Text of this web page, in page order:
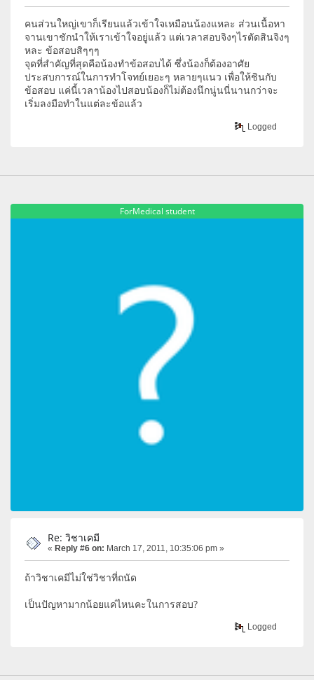
คนส่วนใหญ่เขาก็เรียนแล้วเข้าใจเหมือนน้องแหละ ส่วนเนื้อหา
จานเขาชักนำให้เราเข้าใจอยู่แล้ว แต่เวลาสอบจิงๆไรตัดสินจิงๆ
หละ ข้อสอบสิๆๆๆ
จุดที่สำคัญที่สุดคือน้องทำข้อสอบได้ ซึ่งน้องก็ต้องอาศัย
ประสบการณ์ในการทำโจทย์เยอะๆ หลายๆแนว เพื่อให้ชินกับ
ข้อสอบ แค่นี้เวลาน้องไปสอบน้องก็ไม่ต้องนึกนู่นนี่นานกว่าจะ
เริ่มลงมือทำในแต่ละข้อแล้ว
Logged
ForMedical student
Re: วิชาเคมี
« Reply #6 on: March 17, 2011, 10:35:06 pm »
ถ้าวิชาเคมีไม่ใช่วิชาที่ถนัด
เป็นปัญหามากน้อยแค่ไหนคะในการสอบ?
Logged